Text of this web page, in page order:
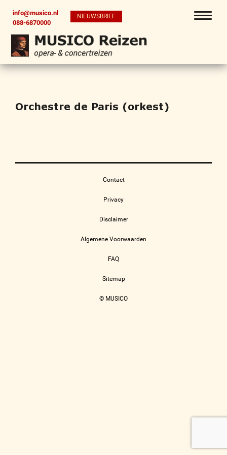
info@musico.nl
088-6870000
NIEUWSBRIEF
Orchestre de Paris (orkest)
Contact
Privacy
Disclaimer
Algemene Voorwaarden
FAQ
Sitemap
© MUSICO